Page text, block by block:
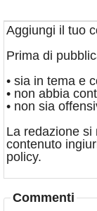
Aggiungi il tuo
Prima di
• sia in tema e
• non abbia
• non sia
La redazione si
contenuto
policy.
Commenti